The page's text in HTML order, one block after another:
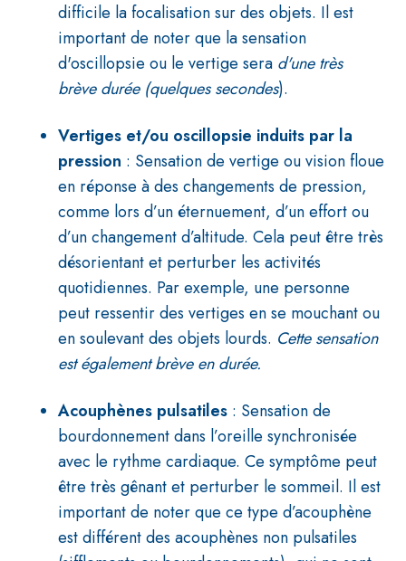
difficile la focalisation sur des objets. Il est
important de noter que la sensation
d'oscillopsie ou le vertige sera d'une très
brève durée (quelques secondes).
Vertiges et/ou oscillopsie induits par la
pression : Sensation de vertige ou vision floue
en réponse à des changements de pression,
comme lors d’un éternuement, d’un effort ou
d’un changement d’altitude. Cela peut être très
désorientant et perturber les activités
quotidiennes. Par exemple, une personne
peut ressentir des vertiges en se mouchant ou
en soulevant des objets lourds. Cette sensation
est également brève en durée.
Acouphènes pulsatiles : Sensation de
bourdonnement dans l’oreille synchronisée
avec le rythme cardiaque. Ce symptôme peut
être très gênant et perturber le sommeil. Il est
important de noter que ce type d’acouphène
est différent des acouphènes non pulsatiles